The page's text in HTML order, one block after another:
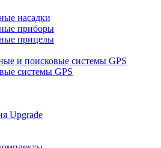
насадки
приборы
прицелы
и поисковые системы GPS
системы GPS
Upgrade